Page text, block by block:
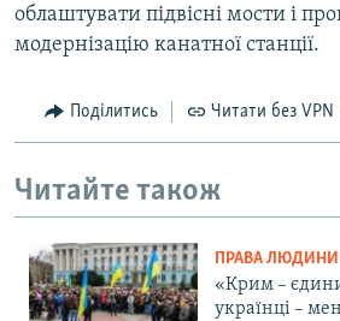
облаштувати підвісні мости і
модернізацію канатної станції.
Поділитись Читати без VPN
Читайте також
ПРАВА ЛЮДИНИ
«Крим –
українці –